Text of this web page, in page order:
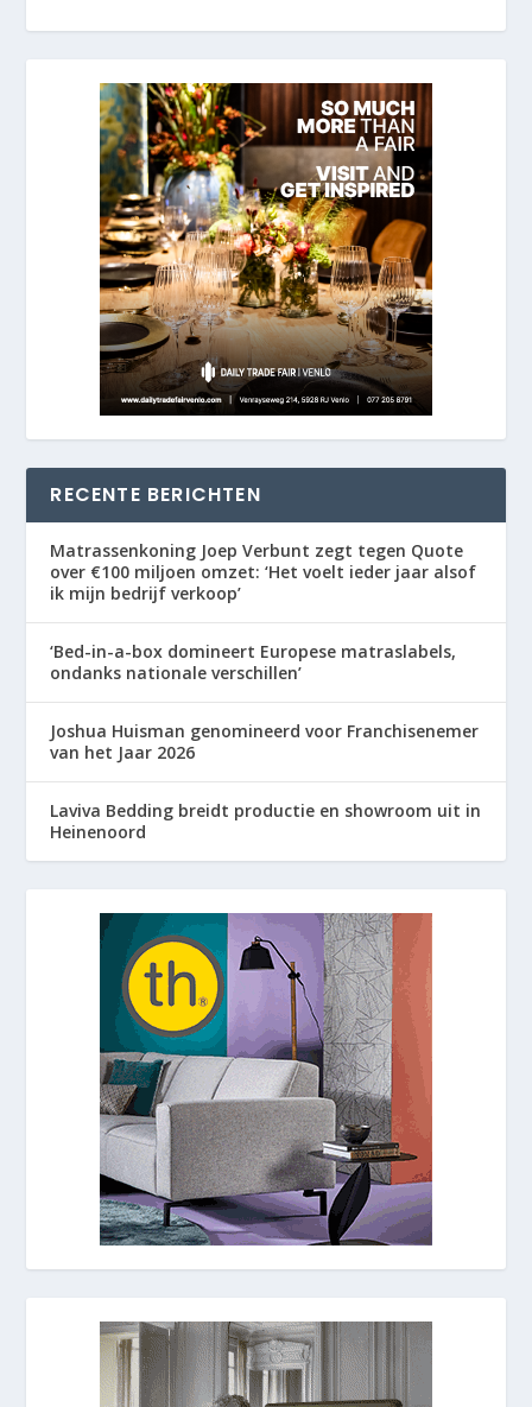
RECENTE BERICHTEN
Matrassenkoning Joep Verbunt zegt tegen Quote
over €100 miljoen omzet: ‘Het voelt ieder jaar alsof
ik mijn bedrijf verkoop’
‘Bed-in-a-box domineert Europese matraslabels,
ondanks nationale verschillen’
Joshua Huisman genomineerd voor Franchisenemer
van het Jaar 2026
Laviva Bedding breidt productie en showroom uit in
Heinenoord